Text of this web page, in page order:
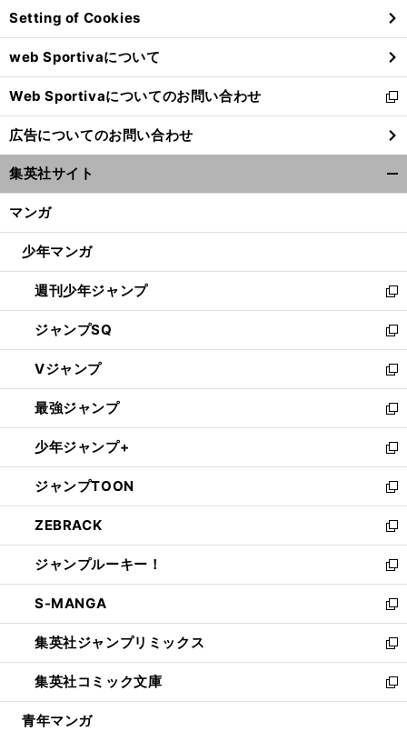
ド
ウ
で
開
く
Setting of Cookies
web Sportivaについて
Web Sportivaについてのお問い合わせ
新
し
い
ウ
ィ
ン
ウ
開
く
広告についてのお問い合わせ
集英社サイト
マンガ
少年マンガ
週刊少年ジャンプ
新
し
い
ウ
ィ
ン
ド
ウ
で
開
く
ジャンプSQ
新
し
い
ウ
ィ
ン
ド
ウ
で
開
く
Vジャンプ
新
し
い
ウ
ィ
ン
ド
ウ
で
開
く
最強ジャンプ
新
し
い
ウ
ィ
ン
ド
ウ
で
開
く
少年ジャンプ+
新
し
い
ウ
ィ
ン
ド
ウ
で
開
く
ジャンプTOON
新
し
い
ウ
ィ
ン
ド
ウ
で
開
く
ZEBRACK
新
し
い
ウ
ィ
ン
ド
ウ
で
開
ジャンプルーキー！
新
し
い
ウ
ィ
ン
ド
ウ
S-MANGA
新
し
い
ウ
ィ
ン
集英社ジャンプリミックス
新
し
い
ウ
集英社コミック文庫
新
し
青年マンガ